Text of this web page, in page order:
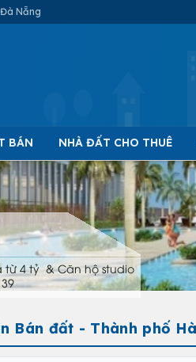
Nẵng
BÁN NHÀ ĐẤT CHO THUÊ
từ 4 tỷ & Căn hộ studio
Bán đất - Thành phố